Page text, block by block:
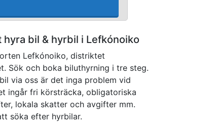
bil & hyrbil i Lefkónoiko
Lefkónoiko, distriktet
Sök och boka biluthyrning i tre steg.
via oss är det inga problem vid
ingår fri körsträcka, obligatoriska
lokala skatter och avgifter mm.
söka efter hyrbilar.